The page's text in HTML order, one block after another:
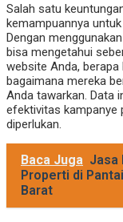
Salah satu
kemampuannya
Dengan
bisa mengetahui
website Anda,
bagaimana mereka
Anda tawarkan. Data
efektivitas kampanye
diperlukan.
Baca Juga Jasa
Properti di
Barat